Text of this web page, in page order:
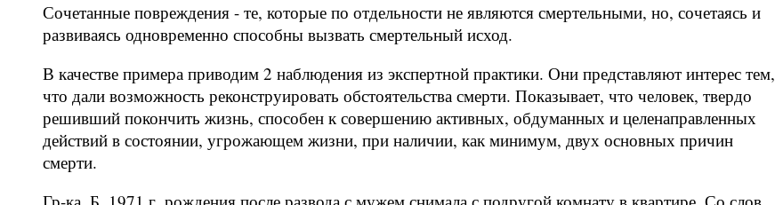
Сочетанные повреждения - те, которые по отдельности не являются смертельными, но, сочетаясь и
развиваясь одновременно способны вызвать смертельный исход.
В качестве примера приводим 2 наблюдения из экспертной практики. Они представляют интерес тем,
что дали возможность реконструировать обстоятельства смерти. Показывает, что человек, твердо
решивший покончить жизнь, способен к совершению активных, обдуманных и целенаправленных
действий в состоянии, угрожающем жизни, при наличии, как минимум, двух основных причин
смерти.